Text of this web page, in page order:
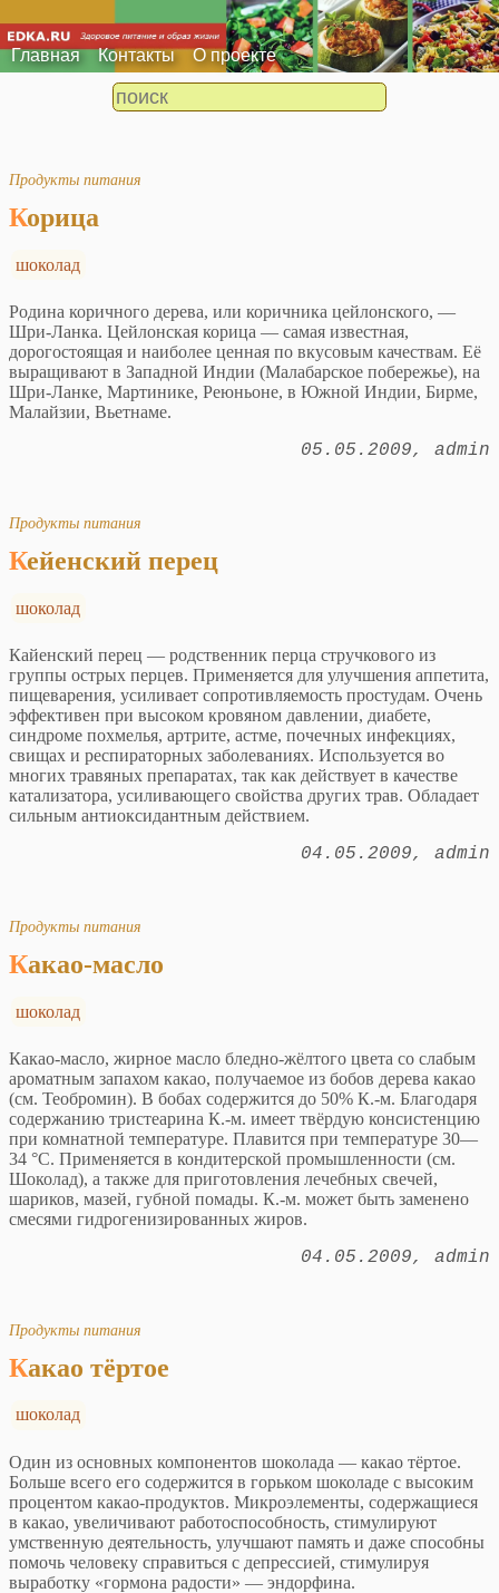
Главная Контакты О проекте
Продукты питания
Корица
шоколад
Родина коричного дерева, или коричника цейлонского, —
Шри-Ланка. Цейлонская корица — самая известная,
дорогостоящая и наиболее ценная по вкусовым качествам. Её
выращивают в Западной Индии (Малабарское побережье), на
Шри-Ланке, Мартинике, Реюньоне, в Южной Индии, Бирме,
Малайзии, Вьетнаме.
05.05.2009 admin
Продукты питания
Кейенский перец
шоколад
Кайенский перец — родственник перца стручкового из
группы острых перцев. Применяется для улучшения аппетита,
пищеварения, усиливает сопротивляемость простудам. Очень
эффективен при высоком кровяном давлении, диабете,
синдроме похмелья, артрите, астме, почечных инфекциях,
свищах и респираторных заболеваниях. Используется во
многих травяных препаратах, так как действует в качестве
катализатора, усиливающего свойства других трав. Обладает
сильным антиоксидантным действием.
04.05.2009 admin
Продукты питания
Какао-масло
шоколад
Какао-масло, жирное масло бледно-жёлтого цвета со слабым
ароматным запахом какао, получаемое из бобов дерева какао
(см. Теобромин). В бобах содержится до 50% К.-м. Благодаря
содержанию тристеарина К.-м. имеет твёрдую консистенцию
при комнатной температуре. Плавится при температуре 30—
34 °С. Применяется в кондитерской промышленности (см.
Шоколад), а также для приготовления лечебных свечей,
шариков, мазей, губной помады. К.-м. может быть заменено
смесями гидрогенизированных жиров.
04.05.2009 admin
Продукты питания
Какао тёртое
шоколад
Один из основных компонентов шоколада — какао тёртое.
Больше всего его содержится в горьком шоколаде с высоким
процентом какао-продуктов. Микроэлементы, содержащиеся
в какао, увеличивают работоспособность, стимулируют
умственную деятельность, улучшают память и даже способны
помочь человеку справиться с депрессией, стимулируя
выработку «гормона радости» — эндорфина.